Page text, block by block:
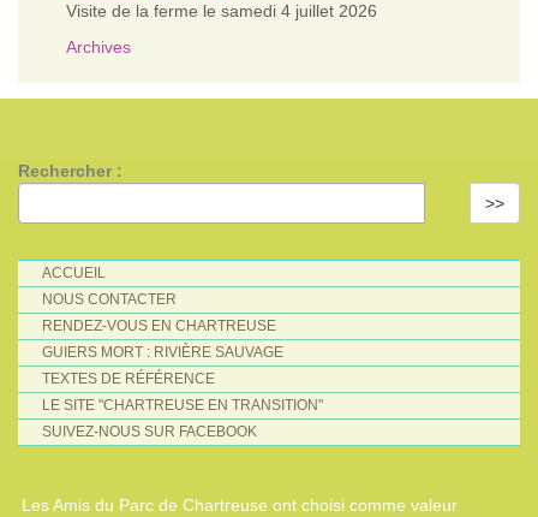
Visite de la ferme le samedi 4 juillet 2026
Archives
Rechercher :
>>
ACCUEIL
NOUS CONTACTER
RENDEZ-VOUS EN CHARTREUSE
GUIERS MORT : RIVIÈRE SAUVAGE
TEXTES DE RÉFÉRENCE
LE SITE "CHARTREUSE EN TRANSITION"
SUIVEZ-NOUS SUR FACEBOOK
Les Amis du Parc de Chartreuse ont choisi comme valeur